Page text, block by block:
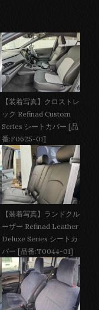
【装着写真】クロストレ
ック Refinad Custom
Series シートカバー [品
番:F0625-01]
【装着写真】ランドクル
ーザー Refinad Leather
Deluxe Series シートカ
バー [品番:T0044-01]